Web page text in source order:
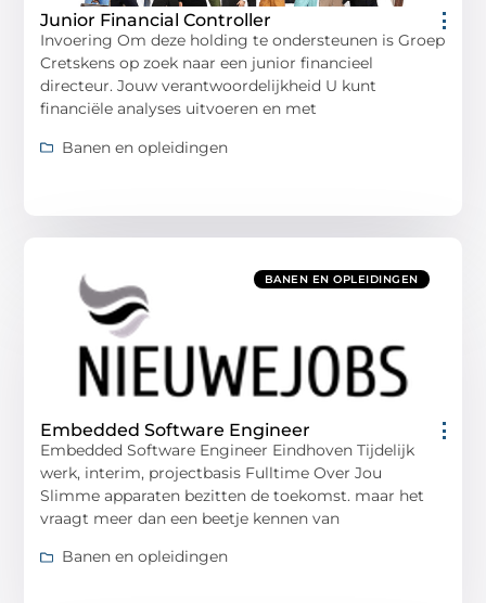
Junior Financial Controller
Invoering Om deze holding te ondersteunen is Groep
Cretskens op zoek naar een junior financieel
directeur. Jouw verantwoordelijkheid U kunt
financiële analyses uitvoeren en met
Banen en opleidingen
BANEN EN OPLEIDINGEN
Embedded Software Engineer
Embedded Software Engineer Eindhoven Tijdelijk
werk, interim, projectbasis Fulltime Over Jou
Slimme apparaten bezitten de toekomst. maar het
vraagt meer dan een beetje kennen van
Banen en opleidingen